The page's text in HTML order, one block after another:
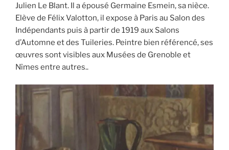
Julien Le Blant. Il a épousé Germaine Esmein, sa nièce.
Elève de Félix Valotton, il expose à Paris au Salon des
Indépendants puis à partir de 1919 aux Salons
d’Automne et des Tuileries. Peintre bien référencé, ses
œuvres sont visibles aux Musées de Grenoble et
Nîmes entre autres..